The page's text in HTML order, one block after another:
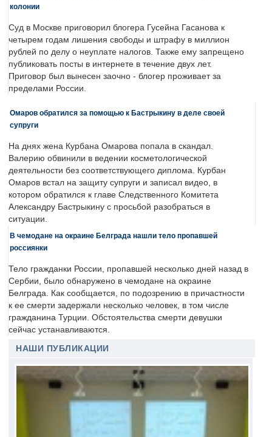
колонии
Суд в Москве приговорил блогера Гусейна Гасанова к
четырем годам лишения свободы и штрафу в миллион
рублей по делу о неуплате налогов. Также ему запрещено
публиковать посты в интернете в течение двух лет.
Приговор был вынесен заочно - блогер проживает за
пределами России.
Омаров обратился за помощью к Бастрыкину в деле своей
супруги
На днях жена Курбана Омарова попала в скандал.
Валерию обвинили в ведении косметологической
деятельности без соответствующего диплома. Курбан
Омаров встал на защиту супруги и записал видео, в
котором обратился к главе Следственного Комитета
Александру Бастрыкину с просьбой разобраться в
ситуации.
В чемодане на окраине Белграда нашли тело пропавшей
россиянки
Тело гражданки России, пропавшей несколько дней назад в
Сербии, было обнаружено в чемодане на окраине
Белграда. Как сообщается, по подозрению в причастности
к ее смерти задержали несколько человек, в том числе
гражданина Турции. Обстоятельства смерти девушки
сейчас устанавливаются.
НАШИ ПУБЛИКАЦИИ